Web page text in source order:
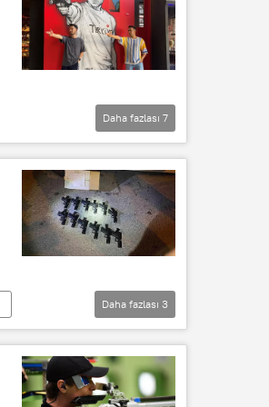
Daha fazlası 7
Daha fazlası 3